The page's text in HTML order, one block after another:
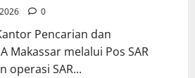
0
Pencarian dan
Makassar melalui Pos SAR
operasi SAR...